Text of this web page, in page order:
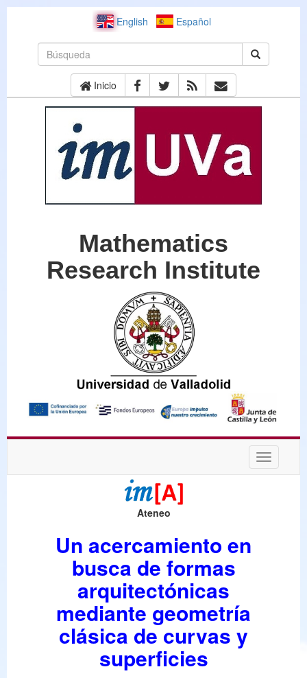
English Español
Inicio
Mathematics
Research Institute
Desplegar
Ateneo
Un acercamiento en
busca de formas
arquitectónicas
mediante geometría
clásica de curvas y
superficies